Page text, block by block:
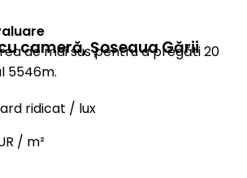
de mai sus pentru a pregăti 20
5546m.
cameră,Șoseaua Gării
ridicat / lux
/ m²